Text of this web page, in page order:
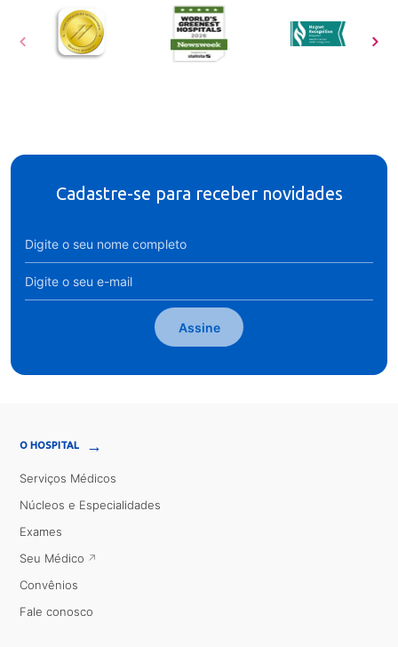
Cadastre-se para receber novidades
Assine
O HOSPITAL →
Serviços Médicos
Núcleos e Especialidades
Exames
Seu Médico
Convênios
Fale conosco